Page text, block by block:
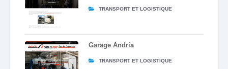
TRANSPORT ET LOGISTIQUE
Garage Andria
TRANSPORT ET LOGISTIQUE